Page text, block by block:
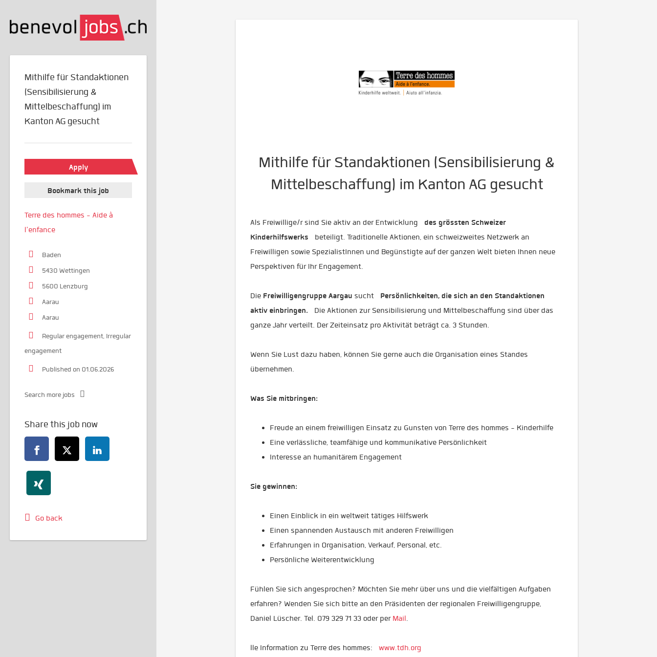
Mithilfe für Standaktionen (Sensibilisierung &
Mittelbeschaffung) im Kanton AG gesucht
Als Freiwillige/r sind Sie aktiv an der Entwicklung des grössten Schweizer
Kinderhilfswerks
beteiligt. Traditionelle Aktionen, ein schweizweites Netzwerk an
Freiwilligen sowie SpezialistInnen und Begünstigte auf der ganzen Welt bieten Ihnen neue
Perspektiven für Ihr Engagement.
Die Freiwilligengruppe Aargau sucht Persönlichkeiten, die sich an den Standaktionen
aktiv einbringen.
Die Aktionen zur Sensibilisierung und Mittelbeschaffung sind über das
ganze Jahr verteilt. Der Zeiteinsatz pro Aktivität beträgt ca. 3 Stunden.
Wenn Sie Lust dazu haben, können Sie gerne auch die Organisation eines Standes
übernehmen.
Was Sie mitbringen:
Freude an einem freiwilligen Einsatz zu Gunsten von Terre des hommes - Kinderhilfe
Eine verlässliche, teamfähige und kommunikative Persönlichkeit
Interesse an humanitärem Engagement
Sie gewinnen:
Einen Einblick in ein weltweit tätiges Hilfswerk
Einen spannenden Austausch mit anderen Freiwilligen
Erfahrungen in Organisation, Verkauf, Personal, etc.
Persönliche Weiterentwicklung
Fühlen Sie sich angesprochen? Möchten Sie mehr über uns und die vielfältigen Aufgaben
erfahren? Wenden Sie sich bitte an den Präsidenten der regionalen Freiwilligengruppe,
Daniel Lüscher. Tel. 079 329 71 33 oder per Mail.
lle Information zu Terre des hommes: www.tdh.org
Mithilfe für Standaktionen
(Sensibilisierung &
Mittelbeschaffung) im
Kanton AG gesucht
Apply
Bookmark this job
Terre des hommes - Aide à
l'enfance
Baden
5430 Wettingen
5600 Lenzburg
Aarau
Aarau
Regular engagement, Irregular
engagement
Published on 01.06.2026
Search more jobs
Share this job now
Go back